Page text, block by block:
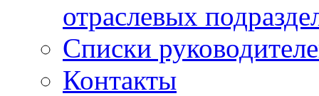
отраслевых
Списки
Контакты